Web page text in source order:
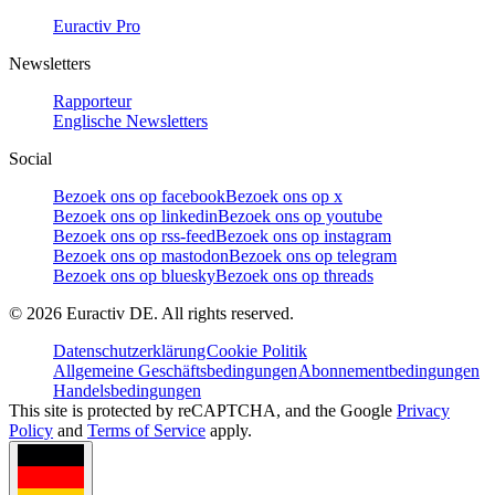
Euractiv Pro
Newsletters
Rapporteur
Englische Newsletters
Social
Bezoek ons op facebookBezoek ons op x
Bezoek ons op linkedinBezoek ons op youtube
Bezoek ons op rss-feedBezoek ons op instagram
Bezoek ons op mastodonBezoek ons op telegram
Bezoek ons op blueskyBezoek ons op threads
© 2026 Euractiv DE. All rights reserved.
DatenschutzerklärungCookie Politik
Allgemeine GeschäftsbedingungenAbonnementbedingungen
Handelsbedingungen
This site is protected by reCAPTCHA, and the Google Privacy
Policy and Terms of Service apply.